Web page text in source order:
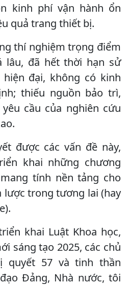
kinh phí vận hành ổn
quả trang thiết bị.
thí nghiệm trọng điểm
lâu, đã hết thời hạn sử
đại, không có kinh
thiếu nguồn bảo trì,
cầu của nghiên cứu
được các vấn đề này,
khai những chương
tính nền tảng cho
lược trong tương lai (hay
khai Luật Khoa học,
sáng tạo 2025, các chủ
quyết 57 và tinh thần
Đảng, Nhà nước, tôi